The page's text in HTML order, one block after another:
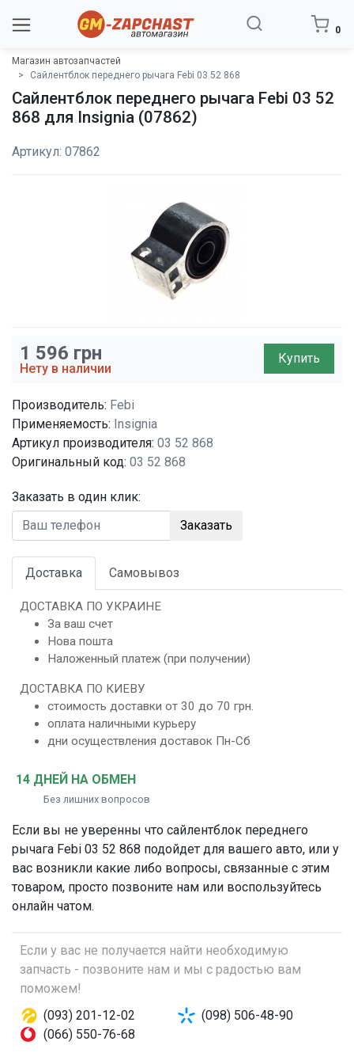
0
Магазин автозапчастей
Сайлентблок переднего рычага Febi 03 52 868
Сайлентблок переднего рычага Febi 03 52
868 для Insignia (07862)
Артикул: 07862
1 596 грн
Нету в наличии
Купить
Производитель: Febi
Применяемость: Insignia
Артикул производителя: 03 52 868
Оригинальный код: 03 52 868
Заказать в один клик:
Заказать
Доставка Самовывоз
ДОСТАВКА ПО УКРАИНЕ
За ваш счет
Нова пошта
Наложенный платеж (при получении)
ДОСТАВКА ПО КИЕВУ
стоимость доставки от 30 до 70 грн.
оплата наличными курьеру
дни осуществления доставок Пн-Сб
14 ДНЕЙ НА ОБМЕН
Без лишних вопросов
Если вы не уверенны что сайлентблок переднего
рычага Febi 03 52 868 подойдет для вашего авто, или у
вас возникли какие либо вопросы, связанные с этим
товаром, просто позвоните нам или воспользуйтесь
онлайн чатом.
Если у вас не получается найти необходимую
запчасть - позвоните нам и мы с радостью вам
поможем!
(093) 201-12-02
(098) 506-48-90
(066) 550-76-68